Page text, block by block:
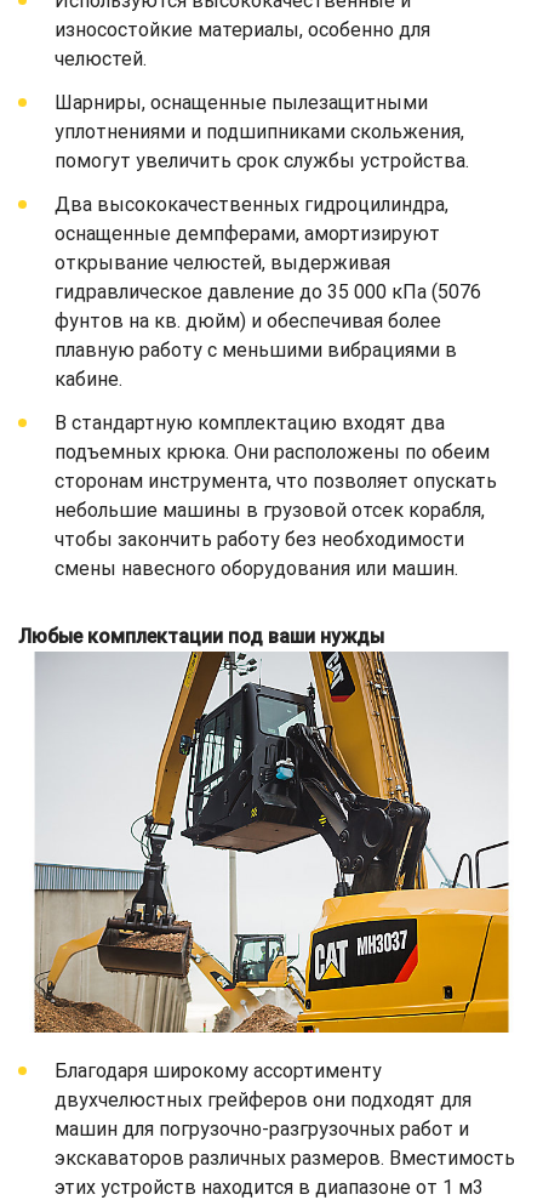
износостойкие материалы, особенно для
челюстей.
Шарниры, оснащенные пылезащитными
уплотнениями и подшипниками скольжения,
помогут увеличить срок службы устройства.
Два высококачественных гидроцилиндра,
оснащенные демпферами, амортизируют
открывание челюстей, выдерживая
гидравлическое давление до 35 000 кПа (5076
фунтов на кв. дюйм) и обеспечивая более
плавную работу с меньшими вибрациями в
кабине.
В стандартную комплектацию входят два
подъемных крюка. Они расположены по обеим
сторонам инструмента, что позволяет опускать
небольшие машины в грузовой отсек корабля,
чтобы закончить работу без необходимости
смены навесного оборудования или машин.
Любые комплектации под ваши нужды
Благодаря широкому ассортименту
двухчелюстных грейферов они подходят для
машин для погрузочно-разгрузочных работ и
экскаваторов различных размеров. Вместимость
этих устройств находится в диапазоне от 1 м3